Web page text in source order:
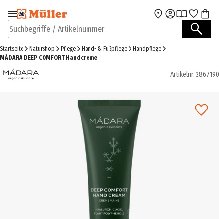
Zur Navigation
springen
Zum Hauptinhalt
Suchbegriffe / Artikelnummer
Startseite Naturshop Pflege Hand- & Fußpflege
Handpflege
MÁDARA ​DEEP COMFORT Handcreme
Artikelnr. 2867190